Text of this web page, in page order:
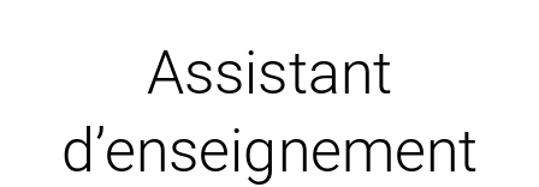
Assistant
d’enseignement